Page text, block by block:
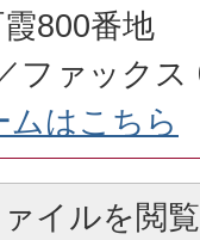
800番地
ファックス
はこちら
イルを閲